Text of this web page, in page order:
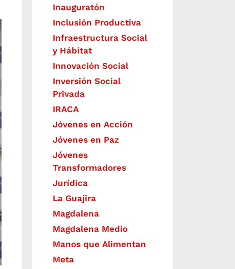
Inauguratón
Inclusión Productiva
Infraestructura Social
y Hábitat
​Innovación Social
Inversión Social
Privada
IRACA
Jóvenes en Acción
Jóvenes en Paz
Jóvenes
Transformadores
Jurídica
La Guajira
Magdalena
Magdalena Medio
Manos que Alimentan
Meta